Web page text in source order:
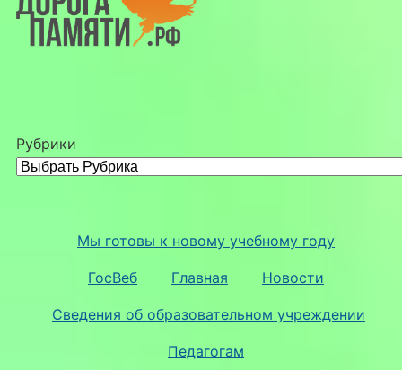
Рубрики
Мы готовы к новому учебному году
ГосВеб Главная Новости
Сведения об образовательном учреждении
Педагогам